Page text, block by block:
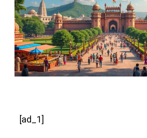
[ad_1]